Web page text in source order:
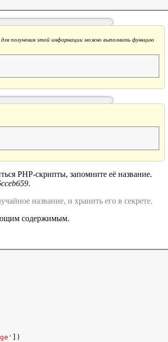
получения этой информации можно выполнить функцию
PHP-скрипты, запомните её название.
.
название, и хранить его в секрете.
содержимым.
])